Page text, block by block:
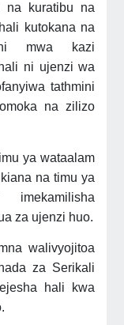
na kuratibu na
kutokana na
mwa kazi
ni ujenzi wa
tathmini
na zilizo
ya wataalam
na timu ya
za ujenzi huo.
walivyojitoa
za Serikali
hali kwa